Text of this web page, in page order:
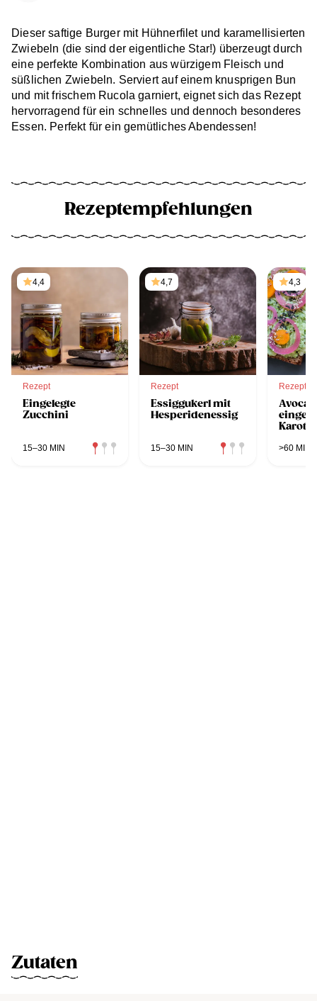
Dieser saftige Burger mit Hühnerfilet und karamellisierten
Zwiebeln (die sind der eigentliche Star!) überzeugt durch
eine perfekte Kombination aus würzigem Fleisch und
süßlichen Zwiebeln. Serviert auf einem knusprigen Bun
und mit frischem Rucola garniert, eignet sich das Rezept
hervorragend für ein schnelles und dennoch besonderes
Essen. Perfekt für ein gemütliches Abendessen!
Rezeptempfehlungen
4,4
Rezept
Eingelegte
Zucchini
15–30 MIN
4,7
Rezept
Essiggukerl mit
Hesperidenessig
15–30 MIN
4,3
Rezept
>60 MIN
Zutaten